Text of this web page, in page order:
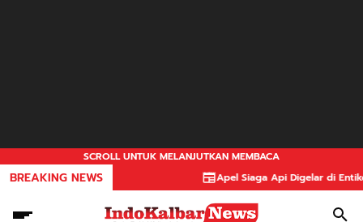
SCROLL UNTUK MELANJUTKAN MEMBACA
BREAKING NEWS Apel Siaga Api Digelar di